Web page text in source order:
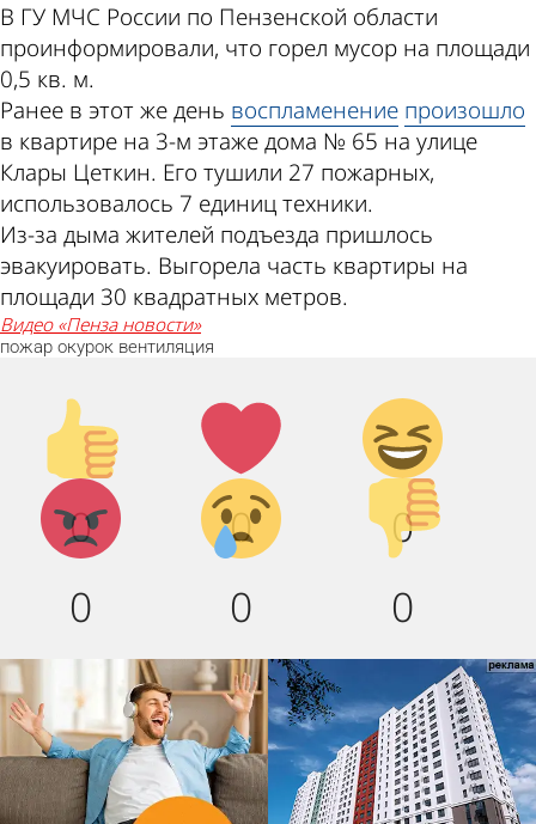
В ГУ МЧС России по Пензенской области
проинформировали, что горел мусор на площади
0,5 кв. м.
Ранее в этот же день воспламенение произошло
в квартире на 3-м этаже дома № 65 на улице
Клары Цеткин. Его тушили 27 пожарных,
использовалось 7 единиц техники.
Из-за дыма жителей подъезда пришлось
эвакуировать. Выгорела часть квартиры на
площади 30 квадратных метров.
видео «Пенза новости»
пожар окурок вентиляция
Палец
вверх!
0
Лайк!
0
Дикий
смех!
0
Агрессия!
0
Грусть
:(
0
Палец
вниз!
0